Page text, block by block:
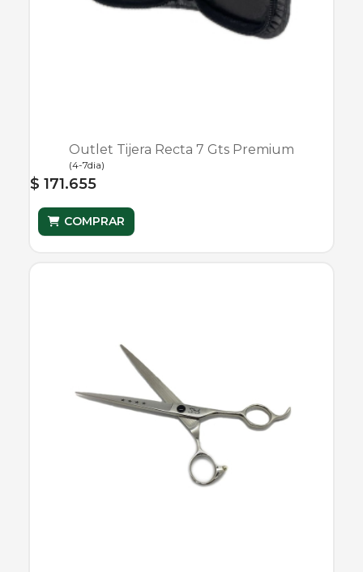
Outlet Tijera Recta 7 Gts Premium
(4-7dia)
$ 171.655
COMPRAR